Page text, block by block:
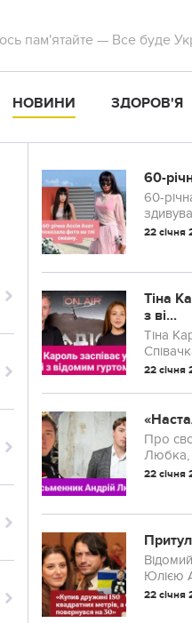
пам'ятайте — Все буде
НОВИНИ ЗДОРОВ'Я
60-
60-
22 січня
Тіна
з ві...
Тіна
22 січня
Про
Любка,
22 січня
Юлією
22 січня